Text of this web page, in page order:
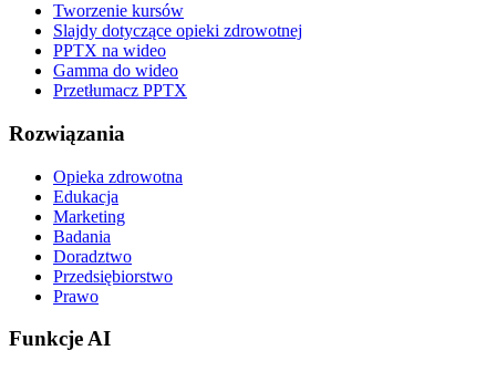
Tworzenie kursów
Slajdy dotyczące opieki zdrowotnej
PPTX na wideo
Gamma do wideo
Przetłumacz PPTX
Rozwiązania
Opieka zdrowotna
Edukacja
Marketing
Badania
Doradztwo
Przedsiębiorstwo
Prawo
Funkcje AI